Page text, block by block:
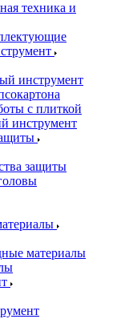
техника и
инструмент
с плиткой
инструмент
защиты
материалы